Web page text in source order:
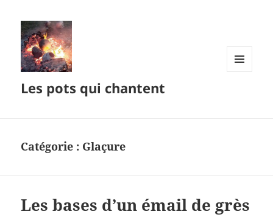
Les pots qui chantent
Catégorie : Glaçure
Les bases d’un émail de grès